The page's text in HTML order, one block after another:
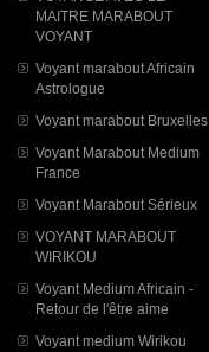
MAITRE MARABOUT
VOYANT
Voyant marabout Africain
Astrologue
Voyant marabout Bruxelles
Voyant Marabout Medium
France
Voyant Marabout Sérieux
VOYANT MARABOUT
WIRIKOU
Voyant Medium Africain -
Retour de l'être aime
Voyant medium Wirikou